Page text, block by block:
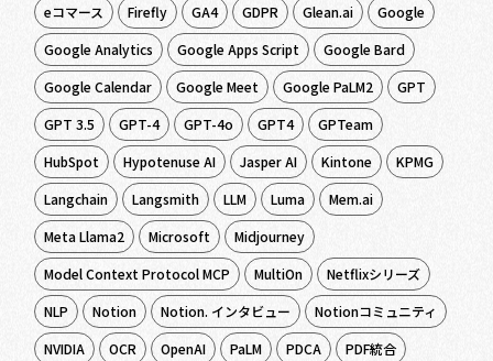
eコマース
Firefly GA4 GDPR Glean.ai
Google
Google Analytics
Google Apps Script
Google Bard
Google Calendar
Google Meet Google PaLM2
GPT
GPT 3.5
GPT-4 GPT-4o GPT4
GPTeam
HubSpot
Hypotenuse AI Jasper AI Kintone
KPMG
Langchain
Langsmith LLM Luma
Mem.ai
Meta Llama2
Microsoft
Midjourney
Model Context Protocol MCP
MultiOn
Netflixシリーズ
NLP
Notion Notion. インタビュー
Notionコミュニティ
NVIDIA
OCR OpenAI PaLM PDCA
PDF統合